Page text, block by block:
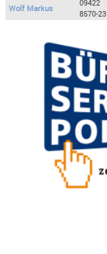
Wolf Markus
09422
8570-23